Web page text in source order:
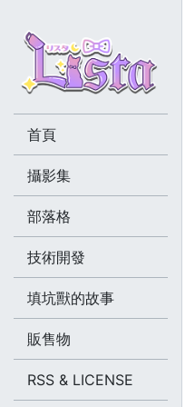
首頁
攝影集
部落格
技術開發
填坑獸的故事
販售物
RSS & LICENSE